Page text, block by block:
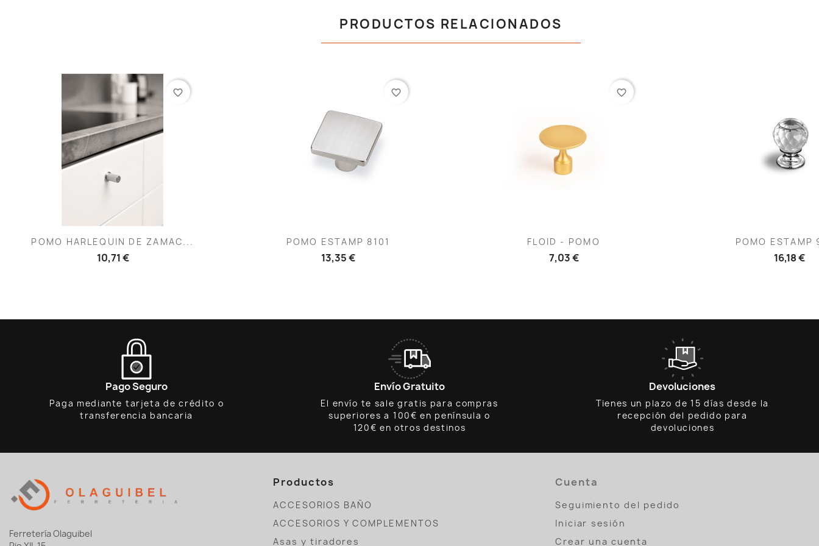
PRODUCTOS RELACIONADOS
 Vista rápida
POMO HARLEQUIN DE ZAMAC...
10,71 €
favorite_border
Vista rápida
POMO ESTAMP 8101
13,35 €
favorite_border
Vista rápida
FLOID - POMO
7,03 €
favorite_border
 Vista
POMO ESTAMP
16,18 €
Pago Seguro
Paga mediante tarjeta de crédito o
transferencia bancaria
Envío Gratuito
El envío te sale gratis para compras
superiores a 100€ en península o
120€ en otros destinos
Devoluciones
Tienes un plazo de 15 días desde la
recepción del pedido para
devoluciones
Ferretería Olaguibel
Productos
ACCESORIOS BAÑO
ACCESORIOS Y COMPLEMENTOS
Asas y tiradores
Cuenta
Seguimiento del pedido
Iniciar sesión
Crear una cuenta